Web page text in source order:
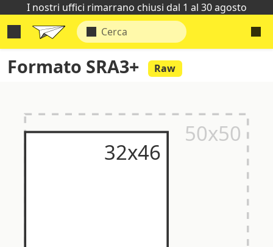
I nostri uffici rimarrano chiusi dal 1 al 30 agosto
Formato SRA3+ Raw